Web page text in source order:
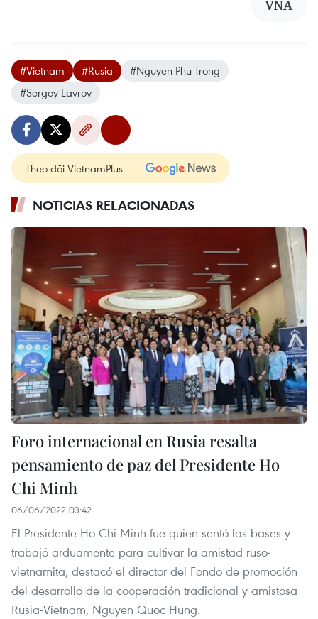
VNA
#Vietnam #Rusia
#Nguyen Phu Trong
#Sergey Lavrov
Theo dõi VietnamPlus
NOTICIAS RELACIONADAS
Foro internacional en Rusia resalta
pensamiento de paz del Presidente Ho
Chi Minh
06/06/2022 03:42
El Presidente Ho Chi Minh fue quien sentó las bases y
trabajó arduamente para cultivar la amistad ruso-
vietnamita, destacó el director del Fondo de promoción
del desarrollo de la cooperación tradicional y amistosa
Rusia-Vietnam, Nguyen Quoc Hung.